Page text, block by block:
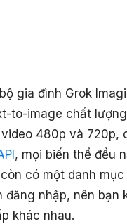
gia đình Grok
to-image chất
480p và 720p,
, mọi biến thể đều
có một danh
đăng nhập, nên
khác nhau.